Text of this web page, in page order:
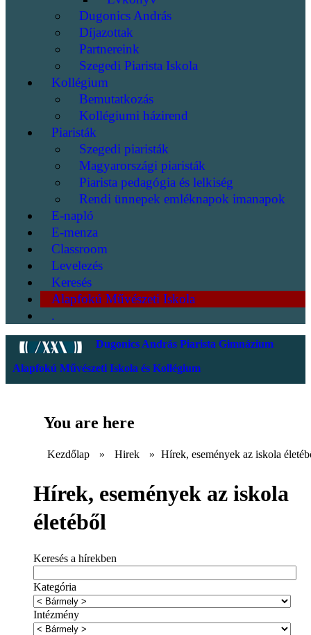
Dugonics András
Díjazottak
Partnereink
Szegedi Piarista Iskola
Kollégium
Bemutatkozás
Kollégiumi házirend
Piaristák
Szegedi piaristák
Magyarországi piaristák
Piarista pedagógia és lelkiség
Rendi ünnepek emléknapok imanapok
E-napló
E-menza
Classroom
Levelezés
Keresés
Alapfokú Művészeti Iskola
.
Dugonics András Piarista Gimnázium
Alapfokú Művészeti Iskola és Kollégium
You are here
Kezdőlap » Hirek » Hírek, események az iskola
Hírek, események az iskola
életéből
Keresés a hírekben
Kategória
Intézmény